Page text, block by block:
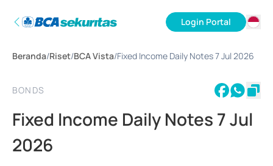
Login Portal
EN
Beranda/Riset/BCA Vista/Fixed Income Daily Notes 7 Jul 2026
BONDS
Fixed Income Daily Notes 7 Jul
2026